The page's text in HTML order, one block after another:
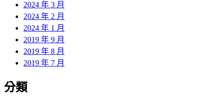
2024 年 3 月
2024 年 2 月
2024 年 1 月
2019 年 9 月
2019 年 8 月
2019 年 7 月
分類